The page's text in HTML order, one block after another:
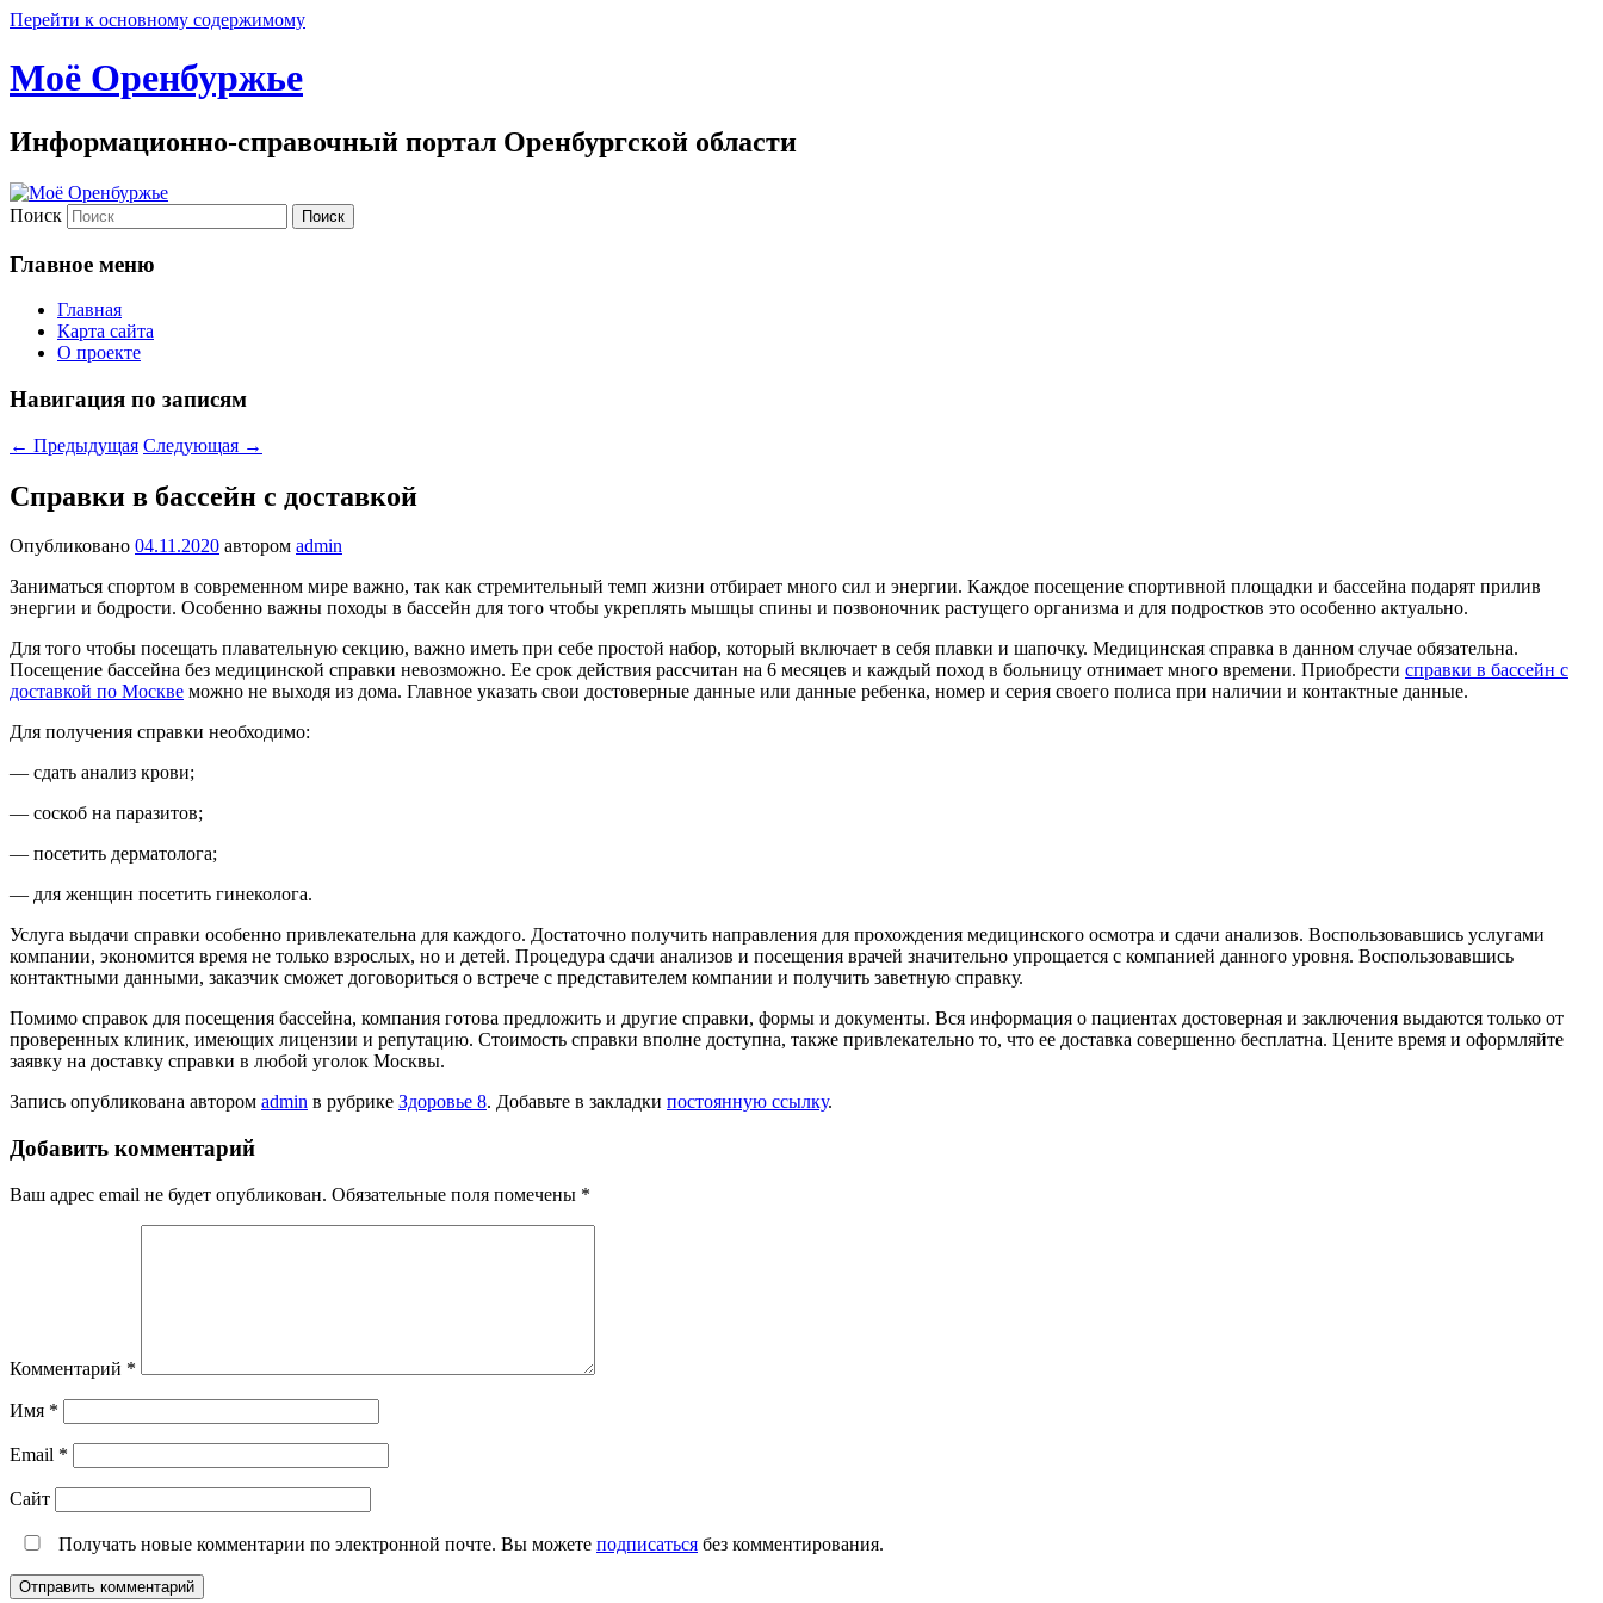
Перейти к основному содержимому
Моё Оренбуржье
Информационно-справочный портал Оренбургской области
Поиск
Главное меню
Главная
Карта сайта
О проекте
Навигация по записям
← Предыдущая Следующая →
Справки в бассейн с доставкой
Опубликовано 04.11.2020 автором admin
Заниматься спортом в современном мире важно, так как стремительный темп жизни отбирает много сил и энергии. Каждое посещение спортивной площадки и бассейна подарят прилив
энергии и бодрости. Особенно важны походы в бассейн для того чтобы укреплять мышцы спины и позвоночник растущего организма и для подростков это особенно актуально.
Для того чтобы посещать плавательную секцию, важно иметь при себе простой набор, который включает в себя плавки и шапочку. Медицинская справка в данном случае обязательна.
Посещение бассейна без медицинской справки невозможно. Ее срок действия рассчитан на 6 месяцев и каждый поход в больницу отнимает много времени. Приобрести справки в бассейн с
доставкой по Москве можно не выходя из дома. Главное указать свои достоверные данные или данные ребенка, номер и серия своего полиса при наличии и контактные данные.
Для получения справки необходимо:
— сдать анализ крови;
— соскоб на паразитов;
— посетить дерматолога;
— для женщин посетить гинеколога.
Услуга выдачи справки особенно привлекательна для каждого. Достаточно получить направления для прохождения медицинского осмотра и сдачи анализов. Воспользовавшись услугами
компании, экономится время не только взрослых, но и детей. Процедура сдачи анализов и посещения врачей значительно упрощается с компанией данного уровня. Воспользовавшись
контактными данными, заказчик сможет договориться о встрече с представителем компании и получить заветную справку.
Помимо справок для посещения бассейна, компания готова предложить и другие справки, формы и документы. Вся информация о пациентах достоверная и заключения выдаются только от
проверенных клиник, имеющих лицензии и репутацию. Стоимость справки вполне доступна, также привлекательно то, что ее доставка совершенно бесплатна. Цените время и оформляйте
заявку на доставку справки в любой уголок Москвы.
Запись опубликована автором admin в рубрике Здоровье 8. Добавьте в закладки постоянную ссылку.
Добавить комментарий
Ваш адрес email не будет опубликован. Обязательные поля помечены *
Комментарий *
Имя *
Email *
Сайт
Получать новые комментарии по электронной почте. Вы можете подписаться без комментирования.